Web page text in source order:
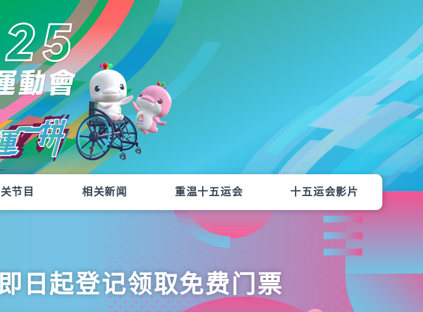
节目 相关新闻 重温十五运会 十五运会影片
日起登记领取免费门票